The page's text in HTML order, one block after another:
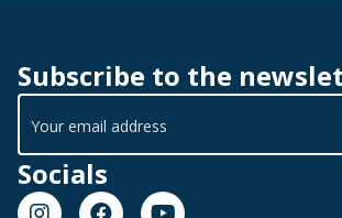
Subscribe to the
Socials